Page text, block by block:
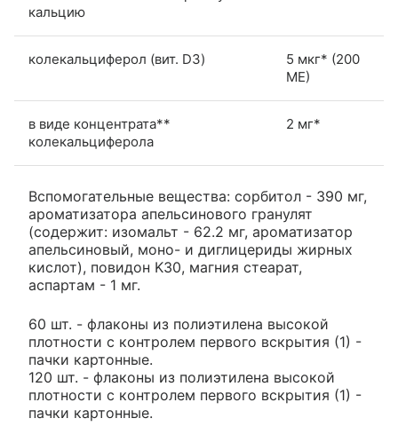
кальцию
колекальциферол (вит. D3)
5 мкг* (200
МЕ)
в виде концентрата**
колекальциферола
2 мг*
Вспомогательные вещества: сорбитол - 390 мг,
ароматизатора апельсинового гранулят
(содержит: изомальт - 62.2 мг, ароматизатор
апельсиновый, моно- и диглицериды жирных
кислот), повидон K30, магния стеарат,
аспартам - 1 мг.
60 шт. - флаконы из полиэтилена высокой
плотности с контролем первого вскрытия (1) -
пачки картонные.
120 шт. - флаконы из полиэтилена высокой
плотности с контролем первого вскрытия (1) -
пачки картонные.